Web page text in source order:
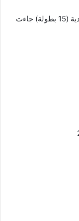
البطولات الآسيوية التي حققتها الأندية السعودية (15 بطولة) جاءت